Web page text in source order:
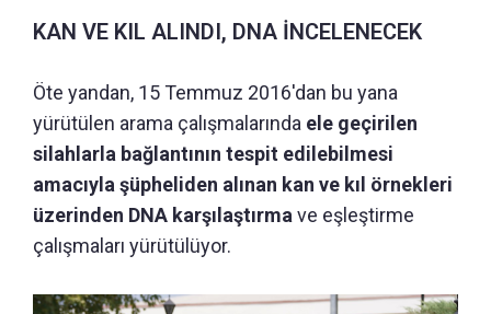
KAN VE KIL ALINDI, DNA İNCELENECEK
Öte yandan, 15 Temmuz 2016'dan bu yana
yürütülen arama çalışmalarında ele geçirilen
silahlarla bağlantının tespit edilebilmesi
amacıyla şüpheliden alınan kan ve kıl örnekleri
üzerinden DNA karşılaştırma ve eşleştirme
çalışmaları yürütülüyor.